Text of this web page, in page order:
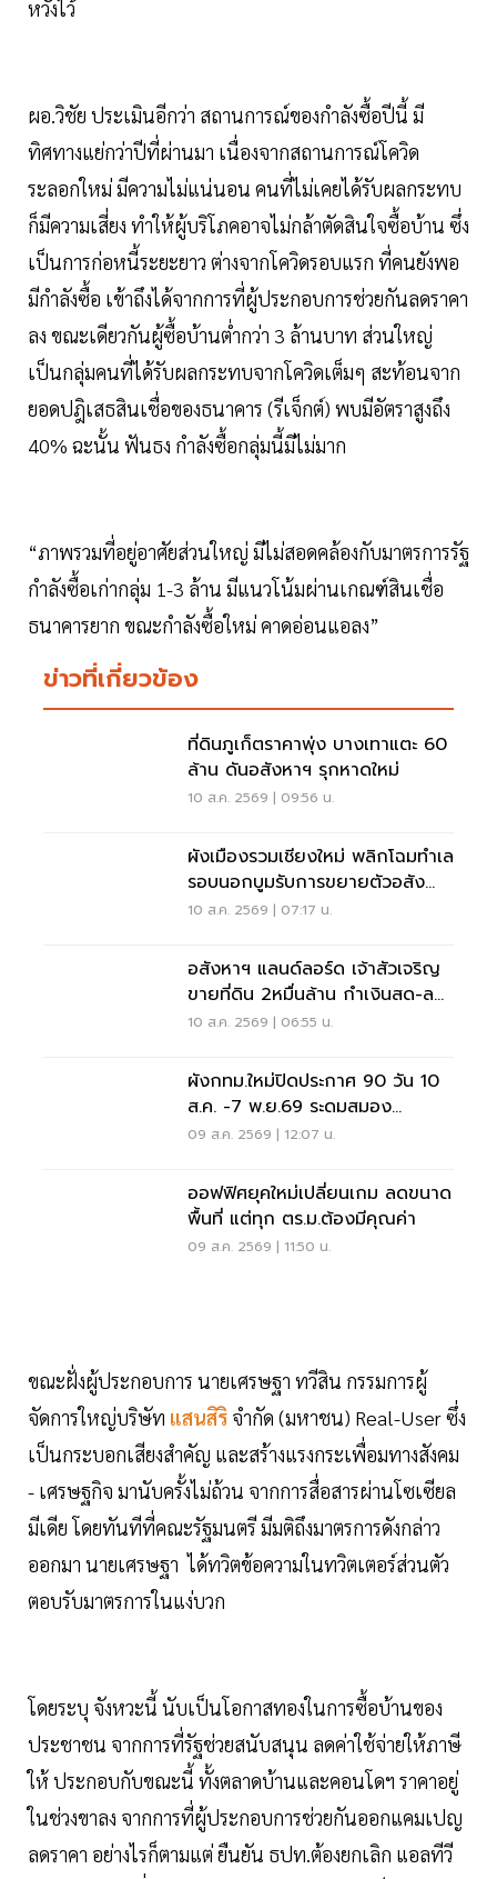
หวังไว้
ผอ.วิชัย ประเมินอีกว่า สถานการณ์ของกำลังซื้อปีนี้ มี
ทิศทางแย่กว่าปีที่ผ่านมา เนื่องจากสถานการณ์โควิด
ระลอกใหม่ มีความไม่แน่นอน คนที่ไม่เคยได้รับผลกระทบ
ก็มีความเสี่ยง ทำให้ผู้บริโภคอาจไม่กล้าตัดสินใจซื้อบ้าน ซึ่ง
เป็นการก่อหนี้ระยะยาว ต่างจากโควิดรอบแรก ที่คนยังพอ
มีกำลังซื้อ เข้าถึงได้จากการที่ผู้ประกอบการช่วยกันลดราคา
ลง ขณะเดียวกันผู้ซื้อบ้านต่ำกว่า 3 ล้านบาท ส่วนใหญ่
เป็นกลุ่มคนที่ได้รับผลกระทบจากโควิดเต็มๆ สะท้อนจาก
ยอดปฎิเสธสินเชื่อของธนาคาร (รีเจ็กต์) พบมีอัตราสูงถึง
40% ฉะนั้น ฟันธง กำลังซื้อกลุ่มนี้มีไม่มาก
“ภาพรวมที่อยู่อาศัยส่วนใหญ่ มีไม่สอดคล้องกับมาตรการรัฐ
กำลังซื้อเก่ากลุ่ม 1-3 ล้าน มีแนวโน้มผ่านเกณฑ์สินเชื่อ
ธนาคารยาก ขณะกำลังซื้อใหม่ คาดอ่อนแอลง”
ข่าวที่เกี่ยวข้อง
ที่ดินภูเก็ตราคาพุ่ง บางเทาแตะ 60
ล้าน ดันอสังหาฯ รุกหาดใหม่
10 ส.ค. 2569 | 09:56 น.
ผังเมืองรวมเชียงใหม่ พลิกโฉมทำเล
รอบนอกบูมรับการขยายตัวอสัง
หาฯ-มิกซ์ยูส
10 ส.ค. 2569 | 07:17 น.
อสังหาฯ แลนด์ลอร์ด เจ้าสัวเจริญ
ขายที่ดิน 2หมื่นล้าน กำเงินสด-ลด
ภาระภาษีที่ดิน
10 ส.ค. 2569 | 06:55 น.
ผังกทม.ใหม่ปิดประกาศ 90 วัน 10
ส.ค. -7 พ.ย.69 ระดมสมอง
ประชาชนแก้ไขอะไรได้บ้าง
09 ส.ค. 2569 | 12:07 น.
ออฟฟิศยุคใหม่เปลี่ยนเกม ลดขนาด
พื้นที่ แต่ทุก ตร.ม.ต้องมีคุณค่า
09 ส.ค. 2569 | 11:50 น.
ขณะฝั่งผู้ประกอบการ นายเศรษฐา ทวีสิน กรรมการผู้
จัดการใหญ่บริษัท แสนสิริ จำกัด (มหาชน) Real-User ซึ่ง
เป็นกระบอกเสียงสำคัญ และสร้างแรงกระเพื่อมทางสังคม
- เศรษฐกิจ มานับครั้งไม่ถ้วน จากการสื่อสารผ่านโซเซียล
มีเดีย โดยทันทีที่คณะรัฐมนตรี มีมติถึงมาตรการดังกล่าว
ออกมา นายเศรษฐา ได้ทวิตข้อความในทวิตเตอร์ส่วนตัว
ตอบรับมาตรการในแง่บวก
โดยระบุ จังหวะนี้ นับเป็นโอกาสทองในการซื้อบ้านของ
ประชาชน จากการที่รัฐช่วยสนับสนุน ลดค่าใช้จ่ายให้ภาษี
ให้ ประกอบกับขณะนี้ ทั้งตลาดบ้านและคอนโดฯ ราคาอยู่
ในช่วงขาลง จากการที่ผู้ประกอบการช่วยกันออกแคมเปญ
ลดราคา อย่างไรก็ตามแต่ ยืนยัน ธปท.ต้องยกเลิก แอลทีวี